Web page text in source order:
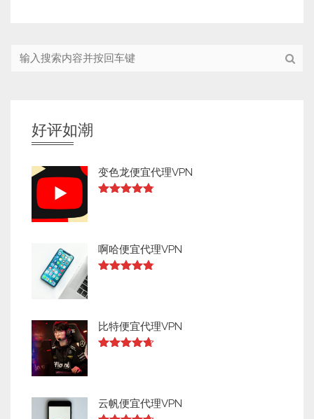
好评如潮
变色龙便宜代理VPN
啊哈便宜代理VPN
比特便宜代理VPN
云帆便宜代理VPN